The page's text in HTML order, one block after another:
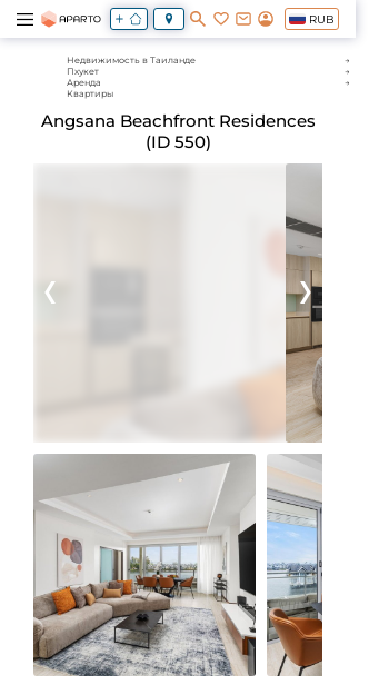
RUB
Недвижимость в Таиланде
Пхукет
Аренда
Квартиры
Angsana Beachfront Residences
(ID 550)